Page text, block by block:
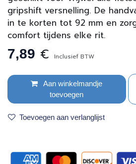
gripshift versnelling. De
in te korten tot 92 mm en
comfort tijdens elke rit.
7,89 € Inclusief BTW
Aan winkelmandje
toevoegen
Toevoegen aan verlanglijst